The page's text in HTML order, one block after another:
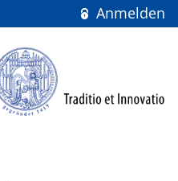
Anmelden